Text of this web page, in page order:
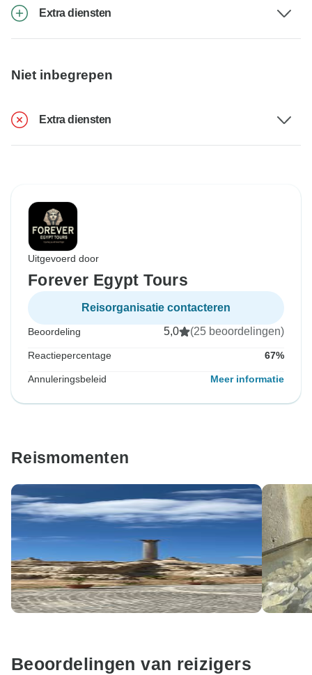
Extra diensten
Niet inbegrepen
Extra diensten
Uitgevoerd door
Forever Egypt Tours
Reisorganisatie contacteren
Beoordeling 5,0 (25 beoordelingen)
Reactiepercentage 67%
Annuleringsbeleid Meer informatie
Reismomenten
Beoordelingen van reizigers